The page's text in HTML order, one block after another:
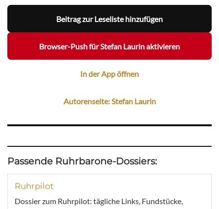
Beitrag zur Leseliste hinzufügen
Browser-Push für Stefan Laurin aktivieren
In der App öffnen
Autorenseite: Stefan Laurin
Passende Ruhrbarone-Dossiers:
Ruhrpilot
Dossier zum Ruhrpilot: tägliche Links, Fundstücke,